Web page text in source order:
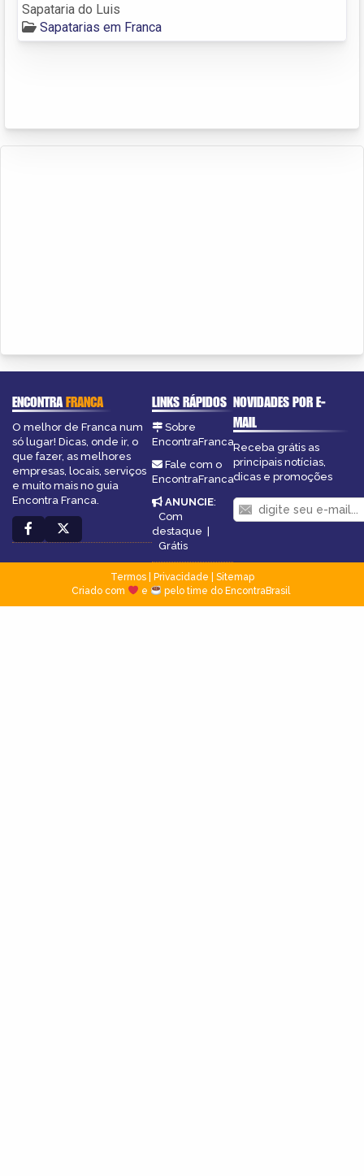
Sapataria do Luis
Sapatarias em Franca
ENCONTRAFRANCA
O melhor de Franca num
só lugar! Dicas, onde ir, o
que fazer, as melhores
empresas, locais, serviços
e muito mais no guia
Encontra Franca.
LINKS RÁPIDOS
Sobre
EncontraFranca
Fale com o
EncontraFranca
ANUNCIE:
Com
destaque |
Grátis
NOVIDADES POR E-
MAIL
Receba grátis as
principais notícias,
dicas e promoções
Termos| Privacidade
Sitemap
Criado com
e pelo time do EncontraBrasil